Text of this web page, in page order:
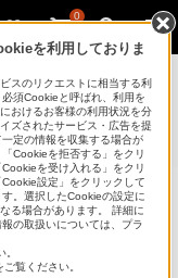
0
/ BDZ-
使いかたマニュ
レコーダー
を利用しておりま
スのリクエストに相当する利
須Cookieと呼ばれ、利用を
おけるお客様の利用状況を分
ズされたサービス・広告を提
定の情報を収集する場合が
Cookieを拒否する」をクリ
を受け入れる」をクリ
設定」をクリックして
。選択したCookieの設定に
る場合があります。 詳細に
の取扱いについては、プラ
ご覧ください。